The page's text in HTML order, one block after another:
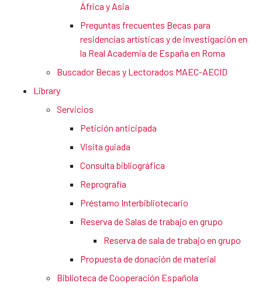
África y Asia
Preguntas frecuentes Becas para
residencias artísticas y de investigación en
la Real Academia de España en Roma
Buscador Becas y Lectorados MAEC-AECID
Library
Servicios
Petición anticipada
Visita guiada
Consulta bibliográfica
Reprografía
Préstamo Interbibliotecario
Reserva de Salas de trabajo en grupo
Reserva de sala de trabajo en grupo
Propuesta de donación de material
Biblioteca de Cooperación Española